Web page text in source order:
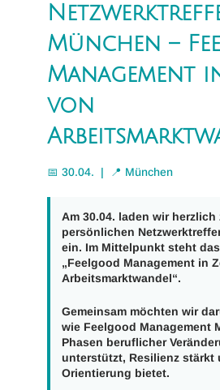
München –
Management
von
📅 30.04. | 📍 München
Am 30.04. laden wir herzlich
persönlichen
ein. Im Mittelpunkt steht
„Feelgood Management in
Arbeitsmarktwandel“.
Gemeinsam möchten wir
wie Feelgood Management
Phasen beruflicher
unterstützt, Resilienz stärkt
Orientierung bietet.